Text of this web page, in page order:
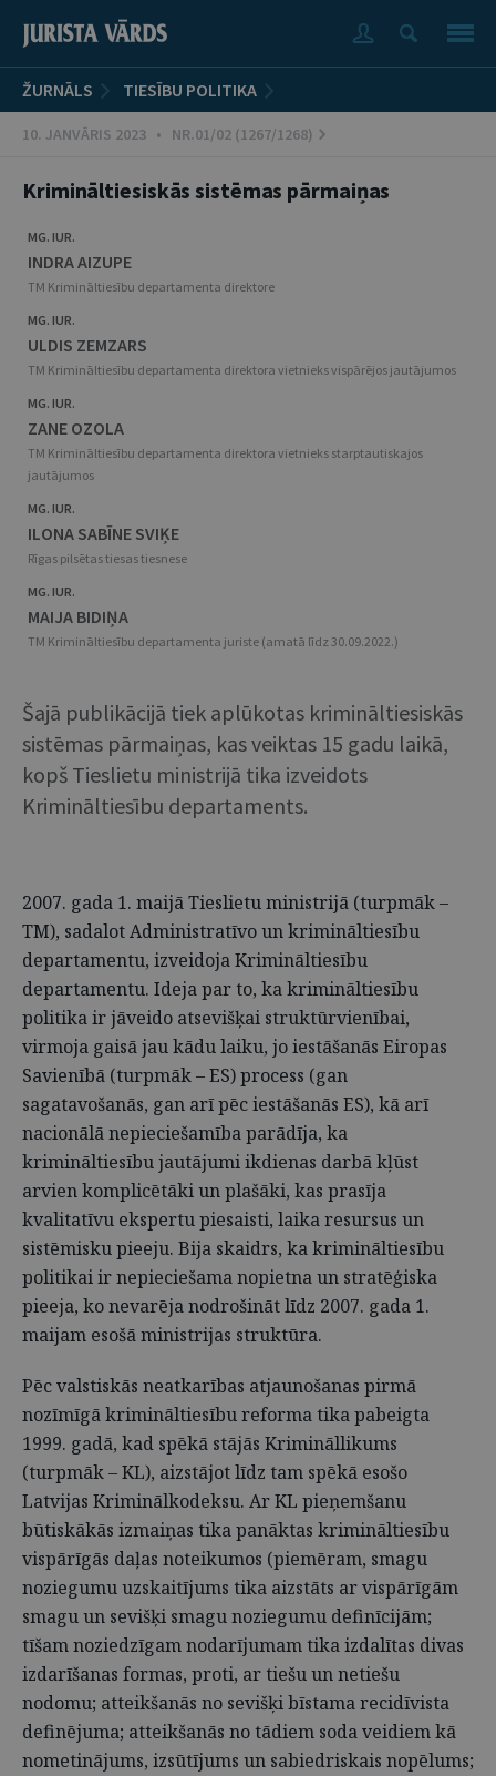
ŽURNĀLS TIESĪBU POLITIKA
10. JANVĀRIS 2023 • NR.01/02 (1267/1268)
Krimināltiesiskās sistēmas pārmaiņas
MG. IUR.
INDRA AIZUPE
TM Krimināltiesību departamenta direktore
MG. IUR.
ULDIS ZEMZARS
TM Krimināltiesību departamenta direktora vietnieks vispārējos jautājumos
MG. IUR.
ZANE OZOLA
TM Krimināltiesību departamenta direktora vietnieks starptautiskajos
jautājumos
MG. IUR.
ILONA SABĪNE SVIĶE
Rīgas pilsētas tiesas tiesnese
MG. IUR.
MAIJA BIDIŅA
TM Krimināltiesību departamenta juriste (amatā līdz 30.09.2022.)
Šajā publikācijā tiek aplūkotas krimināltiesiskās
sistēmas pārmaiņas, kas veiktas 15 gadu laikā,
kopš Tieslietu ministrijā tika izveidots
Krimināltiesību departaments.
2007. gada 1. maijā Tieslietu ministrijā (turpmāk –
TM), sadalot Administratīvo un krimināltiesību
departamentu, izveidoja Krimināltiesību
departamentu. Ideja par to, ka krimināltiesību
politika ir jāveido atsevišķai struktūrvienībai,
virmoja gaisā jau kādu laiku, jo iestāšanās Eiropas
Savienībā (turpmāk – ES) process (gan
sagatavošanās, gan arī pēc iestāšanās ES), kā arī
nacionālā nepieciešamība parādīja, ka
krimināltiesību jautājumi ikdienas darbā kļūst
arvien komplicētāki un plašāki, kas prasīja
kvalitatīvu ekspertu piesaisti, laika resursus un
sistēmisku pieeju. Bija skaidrs, ka krimināltiesību
politikai ir nepieciešama nopietna un stratēģiska
pieeja, ko nevarēja nodrošināt līdz 2007. gada 1.
maijam esošā ministrijas struktūra.
Pēc valstiskās neatkarības atjaunošanas pirmā
nozīmīgā krimināltiesību reforma tika pabeigta
1999. gadā, kad spēkā stājās Krimināllikums
(turpmāk – KL), aizstājot līdz tam spēkā esošo
Latvijas Kriminālkodeksu. Ar KL pieņemšanu
būtiskākās izmaiņas tika panāktas krimināltiesību
vispārīgās daļas noteikumos (piemēram, smagu
noziegumu uzskaitījums tika aizstāts ar vispārīgām
smagu un sevišķi smagu noziegumu definīcijām;
tīšam noziedzīgam nodarījumam tika izdalītas divas
izdarīšanas formas, proti, ar tiešu un netiešu
nodomu; atteikšanās no sevišķi bīstama recidīvista
definējuma; atteikšanās no tādiem soda veidiem kā
nometinājums, izsūtījums un sabiedriskais nopēlums;